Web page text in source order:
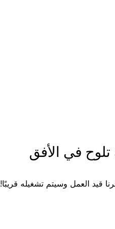
تلوح في الأفق
قيد العمل وسيتم تشغيله قريبًا!